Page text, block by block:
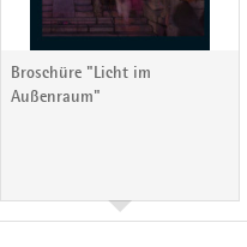
Broschüre "Licht im
Außenraum"